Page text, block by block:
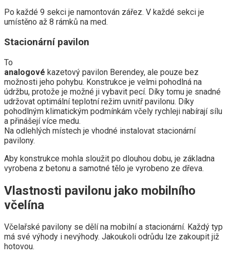
Po každé 9 sekci je namontován zářez. V každé sekci je
umístěno až 8 rámků na med.
Stacionární pavilon
To
analogové kazetový pavilon Berendey, ale pouze bez
možnosti jeho pohybu. Konstrukce je velmi pohodlná na
údržbu, protože je možné ji vybavit pecí. Díky tomu je snadné
udržovat optimální teplotní režim uvnitř pavilonu. Díky
pohodlným klimatickým podmínkám včely rychleji nabírají sílu
a přinášejí více medu.
Na odlehlých místech je vhodné instalovat stacionární
pavilony.
Aby konstrukce mohla sloužit po dlouhou dobu, je základna
vyrobena z betonu a samotné tělo je vyrobeno ze dřeva.
Vlastnosti pavilonu jako mobilního
včelína
Včelařské pavilony se dělí na mobilní a stacionární. Každý typ
má své výhody i nevýhody. Jakoukoli odrůdu lze zakoupit již
hotovou.